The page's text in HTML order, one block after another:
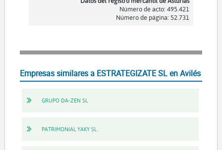
Número de acto: 495.421
Número de página: 52.731
Empresas similares a ESTRATEGIZATE SL en Avilés
GRUPO DA-ZEN SL
PATRIMONIAL YAKY SL